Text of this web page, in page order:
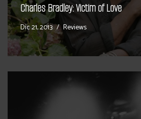
Charles Bradley: Victim of Love
Dic 21, 2013 Reviews